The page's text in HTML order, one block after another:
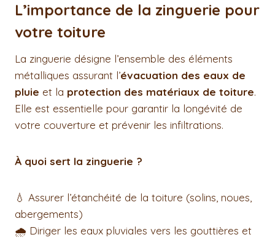
L’importance de la zinguerie pour
votre toiture
La zinguerie désigne l’ensemble des éléments
métalliques assurant l’évacuation des eaux de
pluie et la protection des matériaux de toiture.
Elle est essentielle pour garantir la longévité de
votre couverture et prévenir les infiltrations.
À quoi sert la zinguerie ?
💧 Assurer l’étanchéité de la toiture (solins, noues,
abergements)
🌧️ Diriger les eaux pluviales vers les gouttières et